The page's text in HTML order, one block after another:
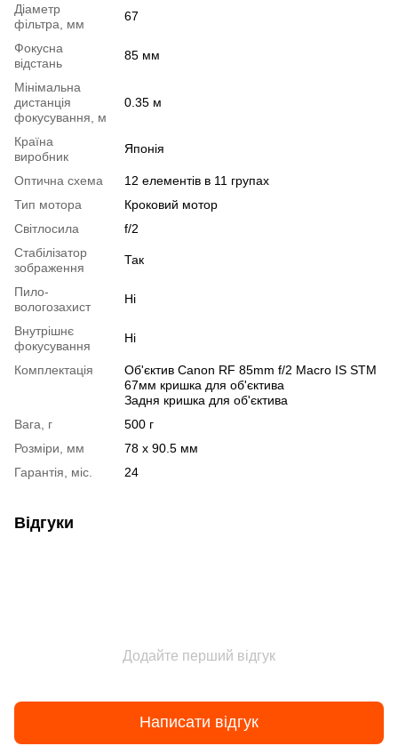
Діаметр
фільтра, мм
67
Фокусна
відстань
85 мм
Мінімальна
дистанція
фокусування, м
0.35 м
Країна
виробник
Японія
Оптична схема
12 елементів в 11 групах
Тип мотора
Кроковий мотор
Світлосила
f/2
Стабілізатор
зображення
Так
Пило-
вологозахист
Ні
Внутрішнє
фокусування
Ні
Комплектація
Об'єктив Canon RF 85mm f/2 Macro IS STM
67мм кришка для об'єктива
Задня кришка для об'єктива
Вага, г
500 г
Розміри, мм
78 x 90.5 мм
Гарантія, міс.
24
Відгуки
Додайте перший відгук
Написати відгук